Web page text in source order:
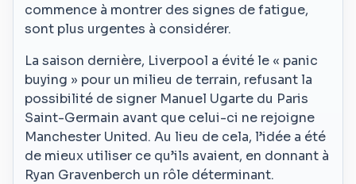
commence à montrer des signes de fatigue,
sont plus urgentes à considérer.
La saison dernière, Liverpool a évité le « panic
buying » pour un milieu de terrain, refusant la
possibilité de signer Manuel Ugarte du Paris
Saint-Germain avant que celui-ci ne rejoigne
Manchester United. Au lieu de cela, l’idée a été
de mieux utiliser ce qu’ils avaient, en donnant à
Ryan Gravenberch un rôle déterminant.